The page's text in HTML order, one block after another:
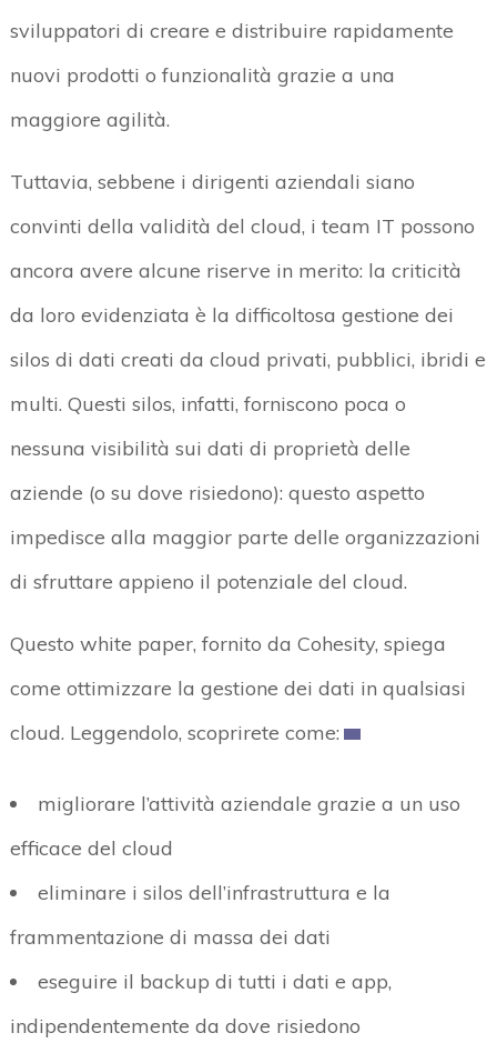
sviluppatori di creare e distribuire rapidamente
nuovi prodotti o funzionalità grazie a una
maggiore agilità.
Tuttavia, sebbene i dirigenti aziendali siano
convinti della validità del cloud, i team IT possono
ancora avere alcune riserve in merito: la criticità
da loro evidenziata è la difficoltosa gestione dei
silos di dati creati da cloud privati, pubblici, ibridi e
multi. Questi silos, infatti, forniscono poca o
nessuna visibilità sui dati di proprietà delle
aziende (o su dove risiedono): questo aspetto
impedisce alla maggior parte delle organizzazioni
di sfruttare appieno il potenziale del cloud.
Questo white paper, fornito da Cohesity, spiega
come ottimizzare la gestione dei dati in qualsiasi
cloud. Leggendolo, scoprirete come:
migliorare l’attività aziendale grazie a un uso
efficace del cloud
eliminare i silos dell’infrastruttura e la
frammentazione di massa dei dati
eseguire il backup di tutti i dati e app,
indipendentemente da dove risiedono